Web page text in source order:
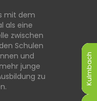
Kulmbach
Kulmbach
Kulmbach
Kulmbach
Kulmbach
Kulmbach
mit dem
als eine
zwischen
Schulen
und
junge
zu